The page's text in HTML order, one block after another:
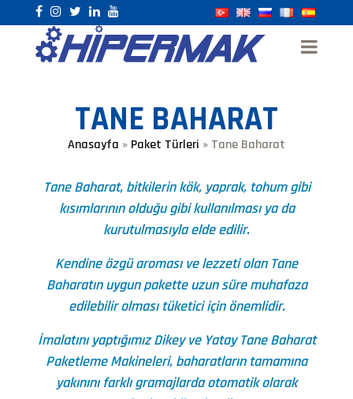
TANE BAHARAT
Anasayfa » Paket Türleri » Tane Baharat
Tane Baharat, bitkilerin kök, yaprak, tohum gibi
kısımlarının olduğu gibi kullanılması ya da
kurutulmasıyla elde edilir.
Kendine özgü aroması ve lezzeti olan Tane
Baharatın uygun pakette uzun süre muhafaza
edilebilir olması tüketici için önemlidir.
İmalatını yaptığımız Dikey ve Yatay Tane Baharat
Paketleme Makineleri, baharatların tamamına
yakınını farklı gramajlarda otomatik olarak